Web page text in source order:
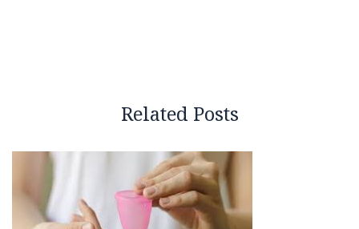
Related Posts